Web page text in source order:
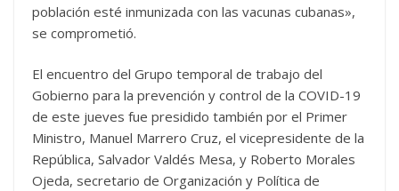
población esté inmunizada con las vacunas cubanas»,
se comprometió.
El encuentro del Grupo temporal de trabajo del
Gobierno para la prevención y control de la COVID-19
de este jueves fue presidido también por el Primer
Ministro, Manuel Marrero Cruz, el vicepresidente de la
República, Salvador Valdés Mesa, y Roberto Morales
Ojeda, secretario de Organización y Política de